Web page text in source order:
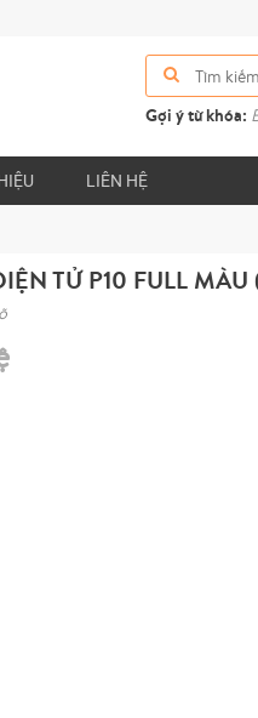
Gợi ý từ khóa:
LIÊN HỆ
TỬ P10 FULL MÀU